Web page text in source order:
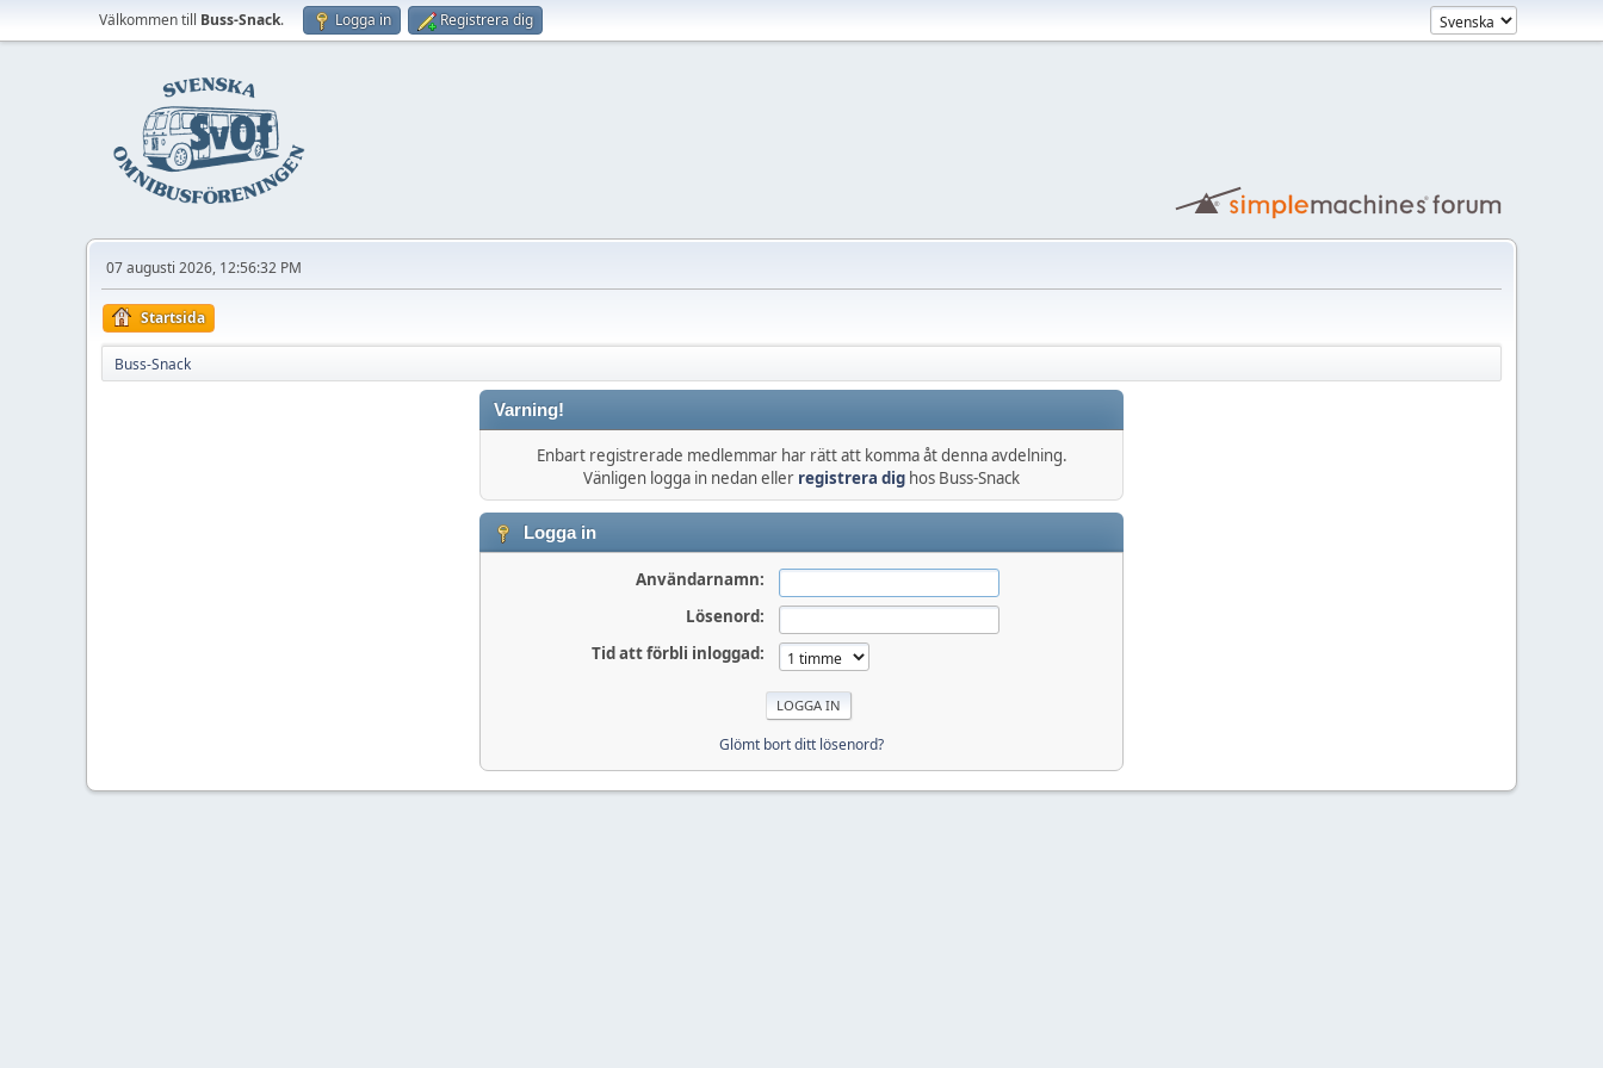
Välkommen till Buss-Snack. Logga in Registrera dig
07 augusti 2026, 12:56:32 PM
Startsida
Buss-Snack
Varning!
Enbart registrerade medlemmar har rätt att komma åt denna avdelning.
Vänligen logga in nedan eller registrera dig hos Buss-Snack
Logga in
Användarnamn:
Lösenord:
Tid att förbli inloggad:
Glömt bort ditt lösenord?